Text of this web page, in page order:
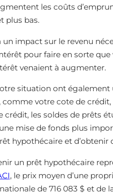
les coûts
plus bas.
un impact sur le revenu
pour faire en sorte
venaient à augmenter.
situation ont
votre cote de
crédit, les soldes de prêts
mise de fonds plus
hypothécaire et d’obtenir
un prêt hypothécaire
, le prix moyen d’une
de 716 083 $ et de